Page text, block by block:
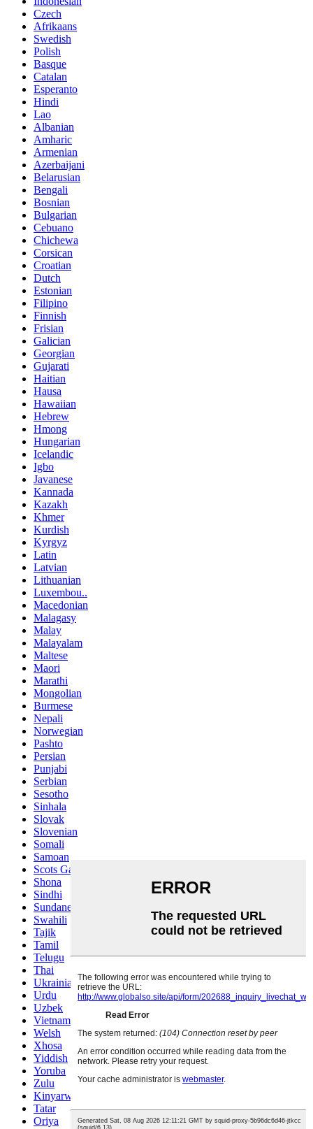
Czech
Afrikaans
Swedish
Polish
Basque
Catalan
Esperanto
Hindi
Lao
Albanian
Amharic
Armenian
Azerbaijani
Belarusian
Bengali
Bosnian
Bulgarian
Cebuano
Chichewa
Corsican
Croatian
Dutch
Estonian
Filipino
Finnish
Frisian
Galician
Georgian
Gujarati
Haitian
Hausa
Hawaiian
Hebrew
Hmong
Hungarian
Icelandic
Igbo
Javanese
Kannada
Kazakh
Khmer
Kurdish
Kyrgyz
Latin
Latvian
Lithuanian
Luxembou..
Macedonian
Malagasy
Malay
Malayalam
Maltese
Maori
Marathi
Mongolian
Burmese
Nepali
Norwegian
Pashto
Persian
Punjabi
Serbian
Sesotho
Sinhala
Slovak
Slovenian
Somali
Samoan
Scots Gaelic
Shona
Sindhi
Sundanese
Swahili
Tajik
Tamil
Telugu
Thai
Ukrainian
Urdu
Uzbek
Vietnamese
Welsh
Xhosa
Yiddish
Yoruba
Zulu
Kinyarwanda
Tatar
Oriya